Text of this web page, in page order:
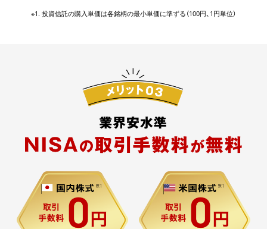
※1. 投資信託の購入単価は各銘柄の最小単価に準ずる（100円、1円単位）